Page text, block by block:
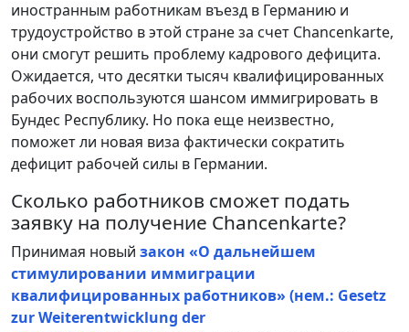
иностранным работникам въезд в Германию и
трудоустройство в этой стране за счет Chancenkarte,
они смогут решить проблему кадрового дефицита.
Ожидается, что десятки тысяч квалифицированных
рабочих воспользуются шансом иммигрировать в
Бундес Республику. Но пока еще неизвестно,
поможет ли новая виза фактически сократить
дефицит рабочей силы в Германии.
Сколько работников сможет подать
заявку на получение Chancenkarte?
Принимая новый закон «О дальнейшем
стимулировании иммиграции
квалифицированных работников» (нем.: Gesetz
zur Weiterentwicklung der